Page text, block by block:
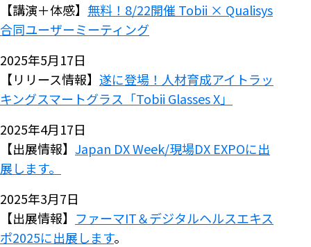
【講演＋体感】 無料！8/22開催 Tobii × Qualisys
合同ユーザーミーティング
2025年5月17日
【リリース情報】 遂に登場！人材育成アイトラッ
キングスマートグラス「Tobii Glasses X」
2025年4月17日
【出展情報】 Japan DX Week/現場DX EXPOに出
展します。
2025年3月7日
【出展情報】 ファーマIT＆デジタルヘルスエキス
ポ2025に出展します。